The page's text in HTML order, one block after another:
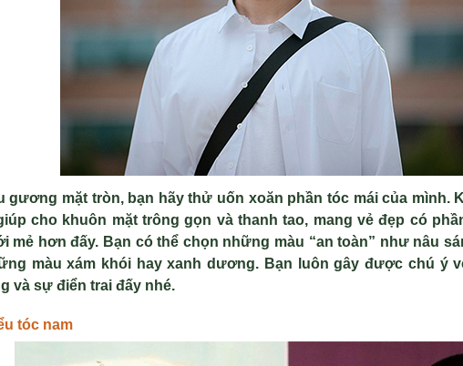
gương mặt tròn, bạn hãy thử uốn xoăn phần tóc mái của mình.
cho khuôn mặt trông gọn và thanh tao, mang vẻ đẹp có
mẻ hơn đấy. Bạn có thể chọn những màu “an toàn” như nâu
màu xám khói hay xanh dương. Bạn luôn gây được chú ý
và sự điển trai đấy nhé.
tóc nam